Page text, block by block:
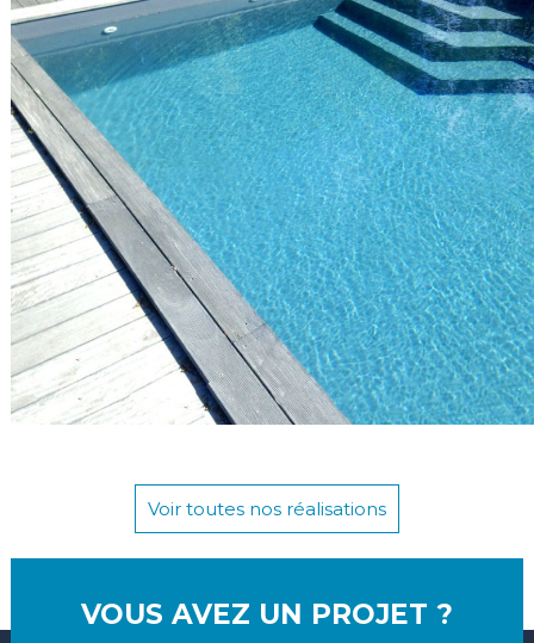
Voir toutes nos réalisations
VOUS AVEZ UN PROJET ?